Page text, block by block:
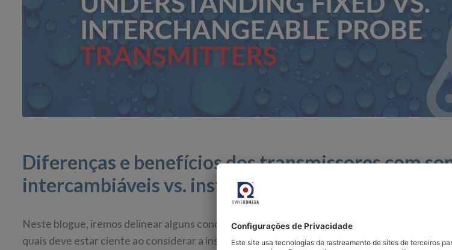
Diferenças e benefícios dos transmissores com
intercambiáveis vs. instrumentação fixa
Neste blogue, iremos delinear alguns conceitos básicos sobre transmissores, identificando
quais deve estar ciente ao considerar a instrumentação para a sua aplicação. Uma área